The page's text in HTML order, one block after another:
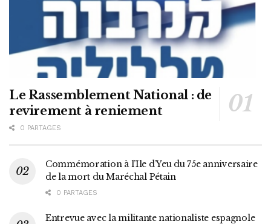
Le Rassemblement National : de
revirement à reniement
0 PARTAGES
Commémoration à l’Ile d’Yeu du 75e anniversaire
de la mort du Maréchal Pétain
0 PARTAGES
Entrevue avec la militante nationaliste espagnole